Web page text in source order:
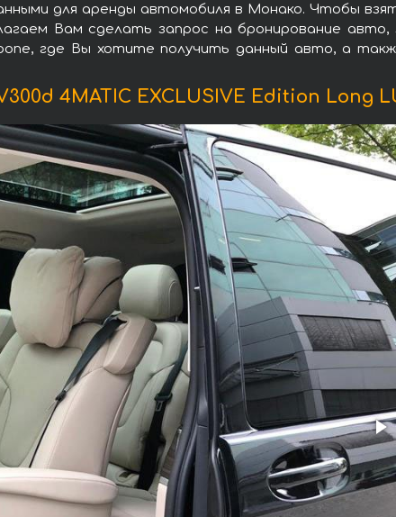
для аренды автомобиля в Монако. Чтобы
Вам сделать запрос на бронирование
где Вы хотите получить данный авто, а
4MATIC EXCLUSIVE Edition Long